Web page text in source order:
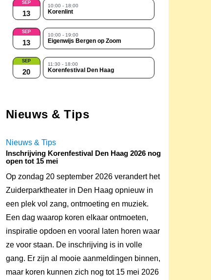
SEP
13
10:00 - 18:00
Korenlint
SEP
13
10:00 - 19:00
Eigenwijs Bergen op Zoom
SEP
20
11:30 - 18:00
Korenfestival Den Haag
Nieuws & Tips
Nieuws & Tips
Inschrijving Korenfestival Den Haag 2026 nog
open tot 15 mei
Op zondag 20 september 2026 verandert het
Zuiderparktheater in Den Haag opnieuw in
een plek vol zang, ontmoeting en muziek.
Een dag waarop koren elkaar ontmoeten,
inspiratie opdoen en vooral laten horen waar
ze voor staan. De inschrijving is in volle
gang. Er zijn al mooie aanmeldingen binnen,
maar koren kunnen zich nog tot 15 mei 2026